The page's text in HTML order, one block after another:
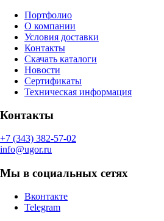
Портфолио
О компании
Условия доставки
Контакты
Скачать каталоги
Новости
Сертификаты
Техническая информация
Контакты
+7 (343) 382-57-02
info@ugor.ru
Мы в социальных сетях
Вконтакте
Telegram